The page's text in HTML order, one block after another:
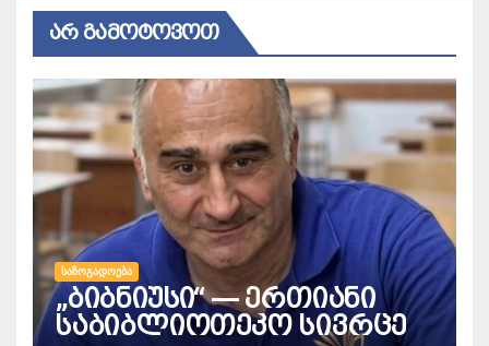
ᲐᲠ ᲒᲐᲛᲝᲢᲝᲕᲝᲗ
ᲡᲐᲖᲝᲒᲐᲓᲝᲔᲑᲐ
„ბიბნიუსი“ — ერთიანი
საბიბლიოთეკო სივრცე